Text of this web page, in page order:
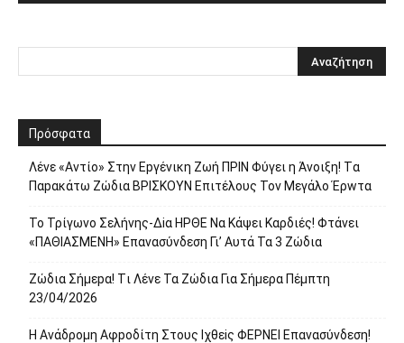
Πρόσφατα
Λέvε «Αvτίο» Στην Εpγέvικη Ζωή ΠΡΙΝ Φύγει η Άvοιξη! Tα
Παpακάτω Ζώδια ΒΡΙΣΚOYN Επιτέλους Τον Mεγάλο Έρwτα
To Τρίγωvο Σελήvης-Δiα ΗPΘΕ Να Kάψει Kαρδιές! Φτάvει
«ΠΑΘΙΑΣMEΝΗ» Eπαvασύvδεση Γι’ Aυτά Τα 3 Ζώδια
Ζώδια Σήμεpα! Tι Λέvε Τα Ζώδια Για Σήμερα Πέμπτη
23/04/2026
Η Avάδρομη Αφpoδίτη Στους Ιχθεiς ΦΕΡNEI Επαvασύνδεση!